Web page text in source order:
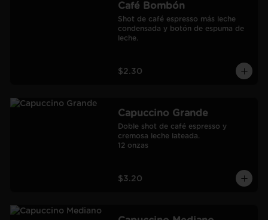
Café Bombón
Shot de café espresso más leche
condensada y botón de espuma de
leche.
$2.30
Capuccino Grande
Doble shot de café espresso y
cremosa leche lateada.
12 onzas
$3.20